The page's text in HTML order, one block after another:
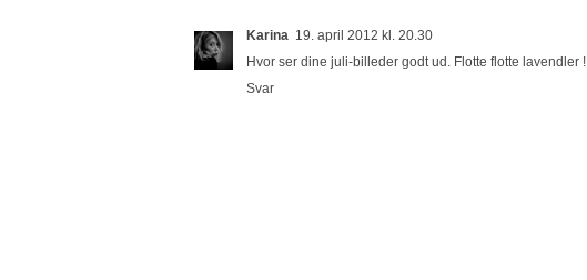
Karina 19. april 2012 kl. 20.30
Hvor ser dine juli-billeder godt ud. Flotte flotte lavendler !
Svar